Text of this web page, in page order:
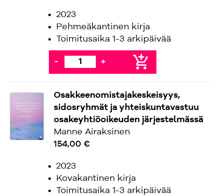
2023
Pehmeäkantinen kirja
Toimitusaika 1-3 arkipäivää
- + add_shopping_cart
Osakkeenomistajakeskeisyys,
sidosryhmät ja yhteiskuntavastuu
osakeyhtiöoikeuden järjestelmässä
Manne Airaksinen
154,00 €
2023
Kovakantinen kirja
Toimitusaika 1-3 arkipäivää